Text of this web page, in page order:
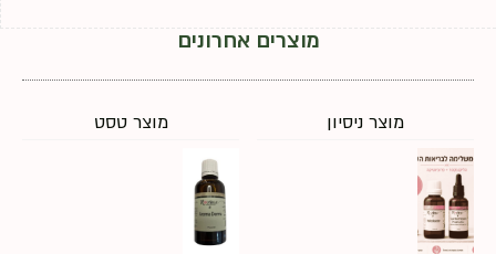
מוצרים אחרונים
מוצר ניסיון מוצר טסט